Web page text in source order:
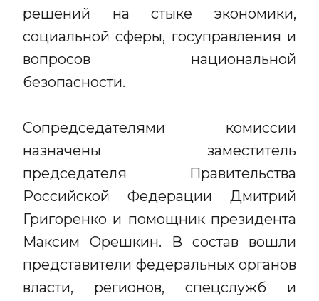
решений на стыке экономики,
социальной сферы, госуправления и
вопросов национальной
безопасности.
Сопредседателями комиссии
назначены заместитель
председателя Правительства
Российской Федерации Дмитрий
Григоренко и помощник президента
Максим Орешкин. В состав вошли
представители федеральных органов
власти, регионов, спецслужб и